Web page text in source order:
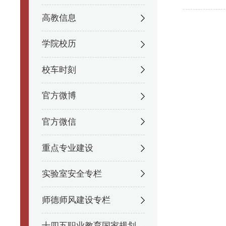
高教信息
学院校历
校车时刻
官方微博
官方微信
重点专业建设
实验室安全专栏
师德师风建设专栏